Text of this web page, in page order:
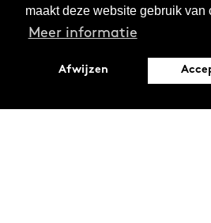
maakt deze website gebruik van
Meer informatie
Afwijzen